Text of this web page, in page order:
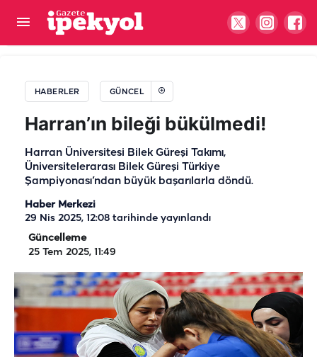
HABERLER GÜNCEL
Harran’ın bileği bükülmedi!
Harran Üniversitesi Bilek Güreşi Takımı,
Üniversitelerarası Bilek Güreşi Türkiye
Şampiyonası’ndan büyük başarılarla döndü.
Haber Merkezi
29 Nis 2025, 12:08 tarihinde yayınlandı
Güncelleme
25 Tem 2025, 11:49
Şanlıurfalıların plaj dönemi!